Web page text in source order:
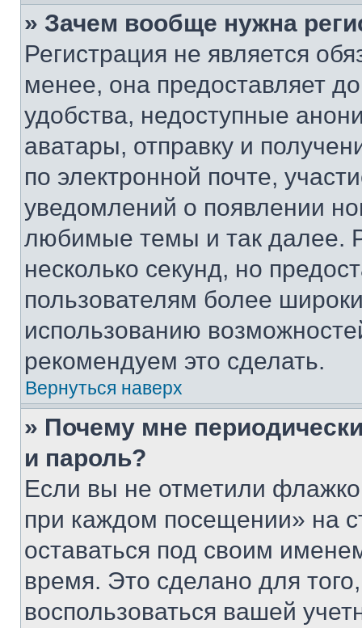
» Зачем вообще нужна
Регистрация не является
менее, она предоставляет
удобства, недоступные
аватары, отправку и
по электронной почте,
уведомлений о появлении
любимые темы и так далее.
несколько секунд, но
пользователям более
использованию
рекомендуем это сделать.
Вернуться наверх
» Почему мне
и пароль?
Если вы не отметили
при каждом посещении» на
оставаться под своим
время. Это сделано для
воспользоваться вашей